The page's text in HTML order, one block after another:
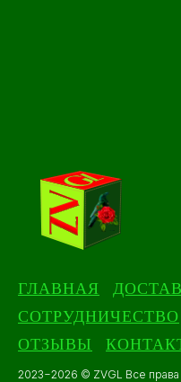
ГЛАВНАЯ
СОТРУДНИЧЕСТВО
ОТЗЫВЫ
2023−2026 © ZVGL Все